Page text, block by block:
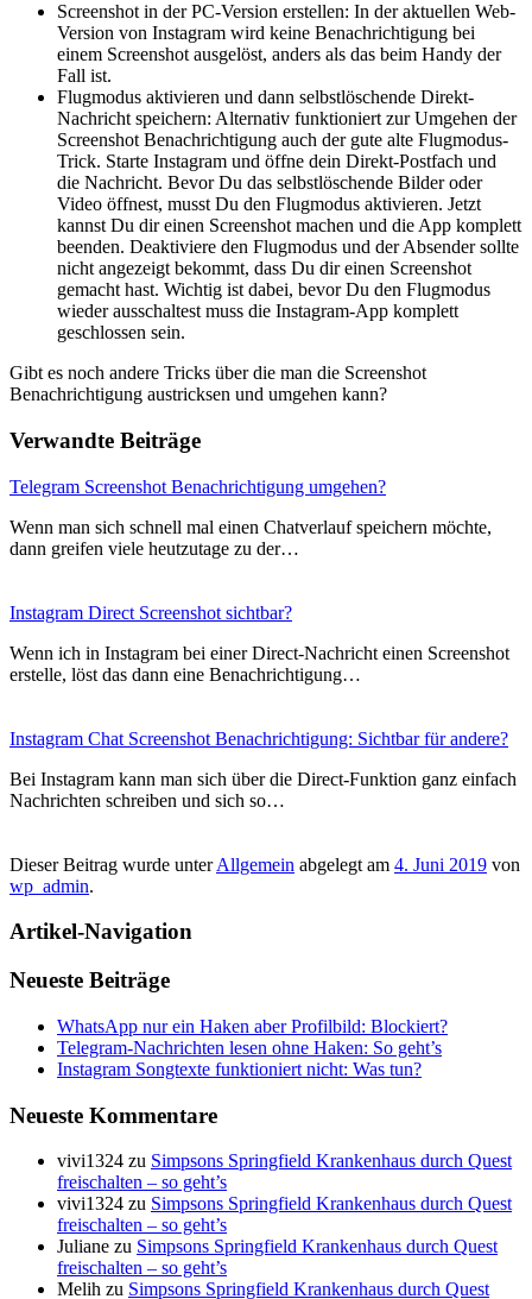
Screenshot in der PC-Version erstellen: In der aktuellen Web-
Version von Instagram wird keine Benachrichtigung bei
einem Screenshot ausgelöst, anders als das beim Handy der
Fall ist.
Flugmodus aktivieren und dann selbstlöschende Direkt-
Nachricht speichern: Alternativ funktioniert zur Umgehen der
Screenshot Benachrichtigung auch der gute alte Flugmodus-
Trick. Starte Instagram und öffne dein Direkt-Postfach und
die Nachricht. Bevor Du das selbstlöschende Bilder oder
Video öffnest, musst Du den Flugmodus aktivieren. Jetzt
kannst Du dir einen Screenshot machen und die App komplett
beenden. Deaktiviere den Flugmodus und der Absender sollte
nicht angezeigt bekommt, dass Du dir einen Screenshot
gemacht hast. Wichtig ist dabei, bevor Du den Flugmodus
wieder ausschaltest muss die Instagram-App komplett
geschlossen sein.
Gibt es noch andere Tricks über die man die Screenshot
Benachrichtigung austricksen und umgehen kann?
Verwandte Beiträge
Telegram Screenshot Benachrichtigung umgehen?
Wenn man sich schnell mal einen Chatverlauf speichern möchte,
dann greifen viele heutzutage zu der…
Instagram Direct Screenshot sichtbar?
Wenn ich in Instagram bei einer Direct-Nachricht einen Screenshot
erstelle, löst das dann eine Benachrichtigung…
Instagram Chat Screenshot Benachrichtigung: Sichtbar für andere?
Bei Instagram kann man sich über die Direct-Funktion ganz einfach
Nachrichten schreiben und sich so…
Dieser Beitrag wurde unterAllgemein abgelegt am 4. Juni 2019 von
wp_admin.
Artikel-Navigation
Neueste Beiträge
WhatsApp nur ein Haken aber Profilbild: Blockiert?
Telegram-Nachrichten lesen ohne Haken: So geht’s
Instagram Songtexte funktioniert nicht: Was tun?
Neueste Kommentare
vivi1324 zu Simpsons Springfield Krankenhaus durch Quest
freischalten – so geht’s
vivi1324 zu Simpsons Springfield Krankenhaus durch Quest
freischalten – so geht’s
Juliane zu Simpsons Springfield Krankenhaus durch Quest
freischalten – so geht’s
Melih zu Simpsons Springfield Krankenhaus durch Quest